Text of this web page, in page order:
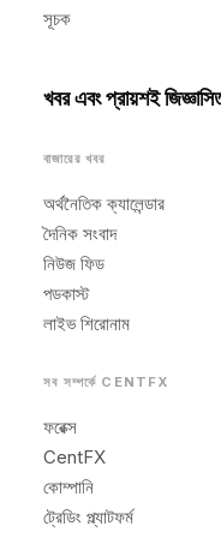
সূচক
খবর এবং প্রায়শই
বাজারের খবর
অর্থনৈতিক ক্যালেন্ডার
দৈনিক সংবাদ
নিউজ ফিড
পডকাস্ট
লাইভ শিরোনাম
সব সম্পর্কে CENTFX
ফরেক্স
CentFX
কোম্পানি
ট্রেডিং প্ল্যাটফর্ম